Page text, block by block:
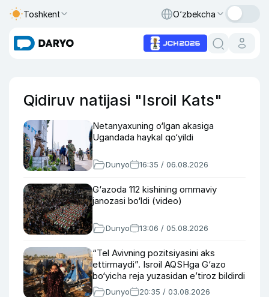
Toshkent O‘zbekcha
Qidiruv natijasi "Isroil Kats"
Netanyaxuning o‘lgan akasiga
Ugandada haykal qo‘yildi
Dunyo 16:35 / 06.08.2026
G‘azoda 112 kishining ommaviy
janozasi bo‘ldi (video)
Dunyo 13:06 / 05.08.2026
“Tel Avivning pozitsiyasini aks
ettirmaydi”. Isroil AQSHga G‘azo
bo‘yicha reja yuzasidan e’tiroz bildirdi
Dunyo 20:35 / 03.08.2026